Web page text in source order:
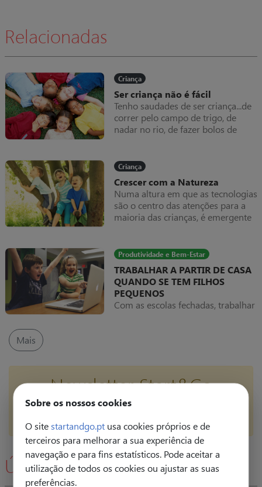
Sobre os nossos cookies
O site startandgo.pt usa cookies próprios e de
terceiros para melhorar a sua experiência de
navegação e para fins estatísticos. Pode aceitar a
utilização de todos os cookies ou ajustar as suas
preferências.
Relacionadas
Criança
Ser criança não é fácil
Tenho saudades de ser criança...de
correr pelo campo de trigo, de
nadar no rio, de fazer bolos de
Criança
Crescer com a Natureza
Numa altura em que as tecnologias
são o centro das atenções para a
maioria das crianças, é emergente
experiências sensoriais que
permitam às crianças desligarem-
se do mundo virtual e entrarem em
contacto com a Natureza.
Produtividade e Bem-Estar
TRABALHAR A PARTIR DE CASA
QUANDO SE TEM FILHOS
PEQUENOS
Com as escolas fechadas, trabalhar
Mais
Newsletter Start&Go
Últimas